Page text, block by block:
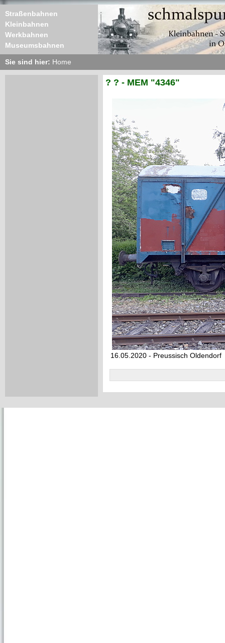
Straßenbahnen
Kleinbahnen
Werkbahnen
Museumsbahnen
Sie sind hier: Home
? ? - MEM "4346"
16.05.2020 - Preussisch Oldendorf